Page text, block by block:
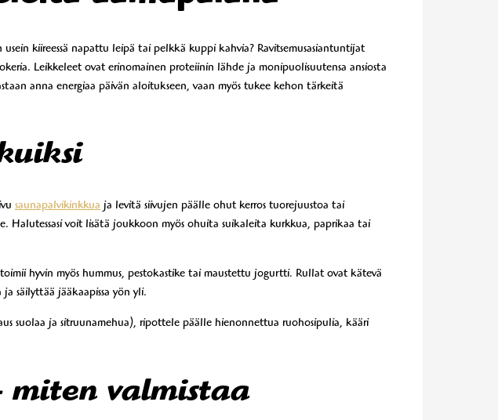
kiireessä napattu leipä tai pelkkä kuppi kahvia? Ravitsemusasiantuntijat
Leikkeleet ovat erinomainen proteiinin lähde ja monipuolisuutensa ansiosta
anna energiaa päivän aloitukseen, vaan myös tukee kehon tärkeitä
saunapalvikinkkua ja levitä siivujen päälle ohut kerros tuorejuustoa tai
voit lisätä joukkoon myös ohuita suikaleita kurkkua, paprikaa tai
hyvin myös hummus, pestokastike tai maustettu jogurtti. Rullat ovat kätevä
säilyttää jääkaapissa yön yli.
suolaa ja sitruunamehua), ripottele päälle hienonnettua ruohosipulia, kääri
valmistaa